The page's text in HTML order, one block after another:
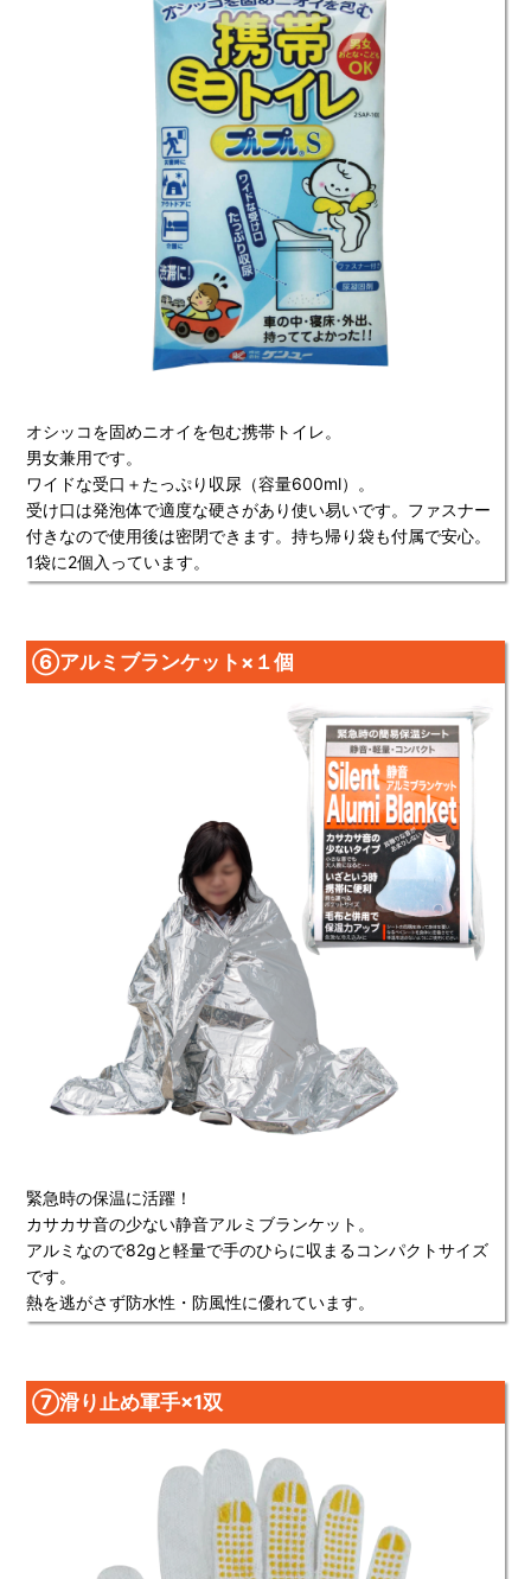
オシッコを固めニオイを包む携帯トイレ。
男女兼用です。
ワイドな受口＋たっぷり収尿（容量600ml）。
受け口は発泡体で適度な硬さがあり使い易いです。ファスナー
付きなので使用後は密閉できます。持ち帰り袋も付属で安心。
1袋に2個入っています。
⑥アルミブランケット×１個
緊急時の保温に活躍！
カサカサ音の少ない静音アルミブランケット。
アルミなので82gと軽量で手のひらに収まるコンパクトサイズ
です。
熱を逃がさず防水性・防風性に優れています。
⑦滑り止め軍手×1双